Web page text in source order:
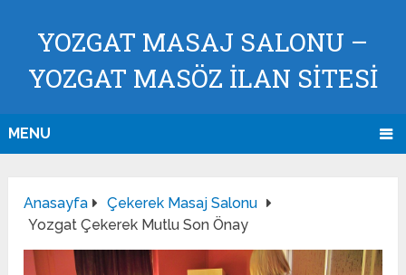
YOZGAT MASAJ SALONU –
YOZGAT MASÖZ İLAN SİTESİ
MENU
Anasayfa
Çekerek Masaj Salonu
Yozgat Çekerek Mutlu Son Önay